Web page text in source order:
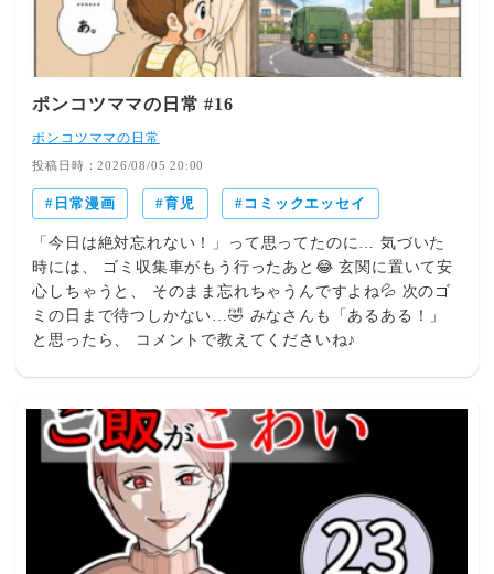
ポンコツママの日常 #16
ポンコツママの日常
投稿日時：2026/08/05 20:00
日常漫画 育児 コミックエッセイ
「今日は絶対忘れない！」って思ってたのに… 気づいた
時には、 ゴミ収集車がもう行ったあと😂 玄関に置いて安
心しちゃうと、 そのまま忘れちゃうんですよね💦 次のゴ
ミの日まで待つしかない…🤣 みなさんも「あるある！」
と思ったら、 コメントで教えてくださいね♪